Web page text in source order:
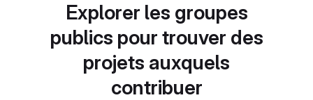
Explorer les groupes
publics pour trouver des
projets auxquels
contribuer